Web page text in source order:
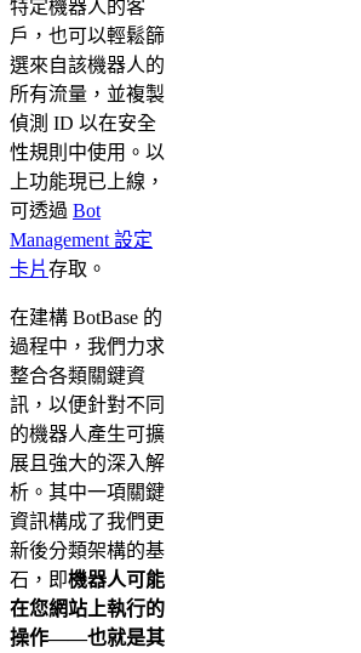
特定機器人的客
戶，也可以輕鬆篩
選來自該機器人的
所有流量，並複製
偵測 ID 以在安全
性規則中使用。以
上功能現已上線，
可透過 Bot
Management 設定
卡片存取。
在建構 BotBase 的
過程中，我們力求
整合各類關鍵資
訊，以便針對不同
的機器人產生可擴
展且強大的深入解
析。其中一項關鍵
資訊構成了我們更
新後分類架構的基
石，即機器人可能
在您網站上執行的
操作——也就是其